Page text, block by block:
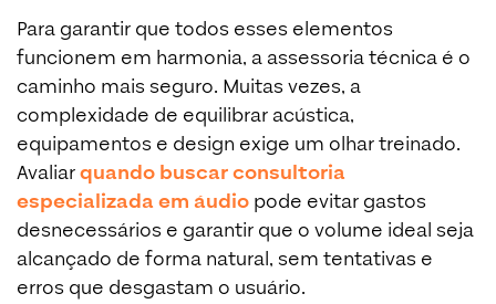
Para garantir que todos esses elementos
funcionem em harmonia, a assessoria técnica é o
caminho mais seguro. Muitas vezes, a
complexidade de equilibrar acústica,
equipamentos e design exige um olhar treinado.
Avaliarquando buscar consultoria
especializada em áudio pode evitar gastos
desnecessários e garantir que o volume ideal seja
alcançado de forma natural, sem tentativas e
erros que desgastam o usuário.